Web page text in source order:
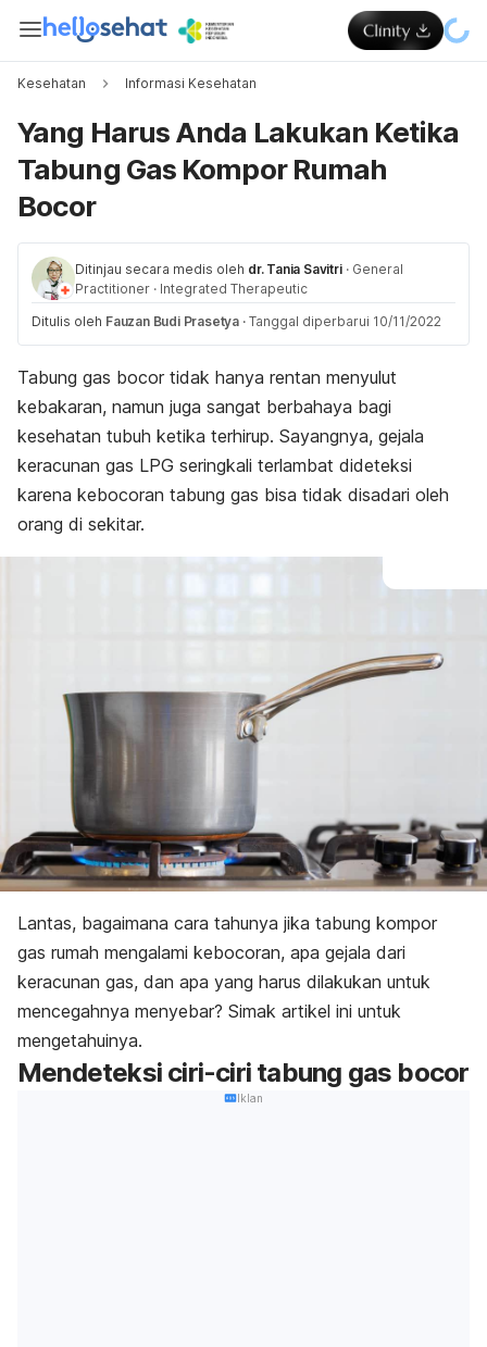
Kesehatan Informasi Kesehatan
Yang Harus Anda Lakukan Ketika
Tabung Gas Kompor Rumah
Bocor
Ditinjau secara medis oleh dr. Tania Savitri · General
Practitioner · Integrated Therapeutic
Ditulis oleh Fauzan Budi Prasetya · Tanggal diperbarui 10/11/2022
Tabung gas bocor tidak hanya rentan menyulut
kebakaran, namun juga sangat berbahaya bagi
kesehatan tubuh ketika terhirup. Sayangnya, gejala
keracunan gas LPG seringkali terlambat dideteksi
karena kebocoran tabung gas bisa tidak disadari oleh
orang di sekitar.
Lantas, bagaimana cara tahunya jika tabung kompor
gas rumah mengalami kebocoran, apa gejala dari
keracunan gas, dan apa yang harus dilakukan untuk
mencegahnya menyebar? Simak artikel ini untuk
mengetahuinya.
Mendeteksi ciri-ciri tabung gas bocor
Iklan